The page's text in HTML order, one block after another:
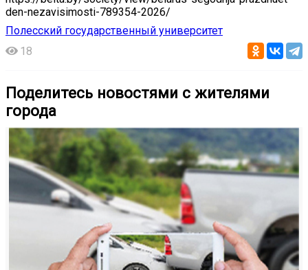
den-nezavisimosti-789354-2026/
Полесский государственный университет
18
Поделитесь новостями с жителями
города